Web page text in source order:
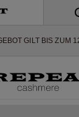
GILT BIS ZUM
NICHT FÜR LIMITED
SIND